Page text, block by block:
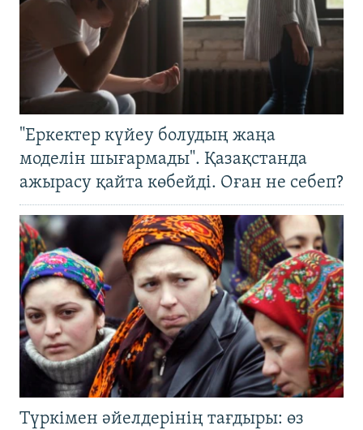
"Еркектер күйеу болудың жаңа
моделін шығармады". Қазақстанда
ажырасу қайта көбейді. Оған не себеп?
Түркімен әйелдерінің тағдыры: өз